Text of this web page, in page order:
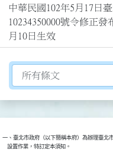
中華民國102年5月17日
10234350000號令修正
月10日生效
切換選擇法規資訊內容
一、臺北市政府（以下簡稱本府）為辦理臺北
    設置作業，特訂定本須知。